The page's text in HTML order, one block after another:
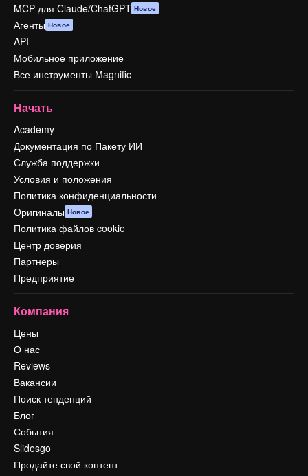
MCP для Claude/ChatGPT Новое
Агенты Новое
API
Мобильное приложение
Все инструменты Magnific
Начать
Academy
Документация по Пакету ИИ
Служба поддержки
Условия и положения
Политика конфиденциальности
Оригиналы Новое
Политика файлов cookie
Центр доверия
Партнеры
Предприятие
Компания
Цены
О нас
Reviews
Вакансии
Поиск тенденций
Блог
События
Slidesgo
Продайте свой контент